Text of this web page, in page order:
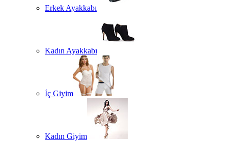
Erkek Ayakkabı
Kadın Ayakkabı
İç Giyim
Kadın Giyim